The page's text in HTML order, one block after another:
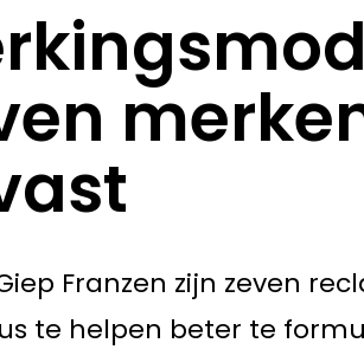
Franzen zijn zeven
te helpen beter te